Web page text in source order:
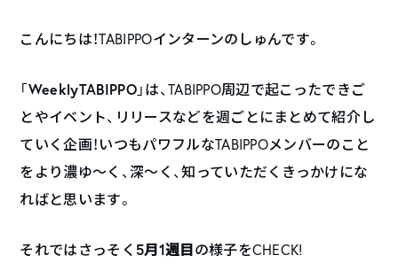
こんにちは！TABIPPOインターンのしゅんです。
「WeeklyTABIPPO」は、TABIPPO周辺で起こったできご
とやイベント、リリースなどを週ごとにまとめて紹介し
ていく企画！いつもパワフルなTABIPPOメンバーのこと
をより濃ゆ〜く、深〜く、知っていただくきっかけにな
ればと思います。
それではさっそく 5月1週目の様子をCHECK!